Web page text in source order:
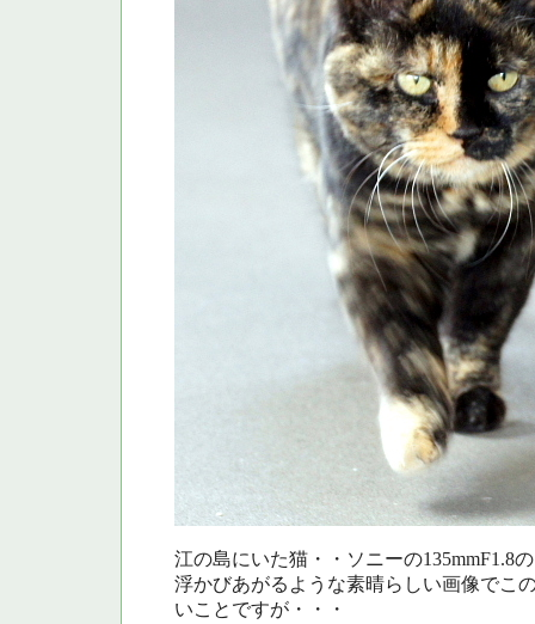
江の島にいた猫・・ソニーの135mmF1.8
浮かびあがるような素晴らしい画像でこ
いことですが・・・